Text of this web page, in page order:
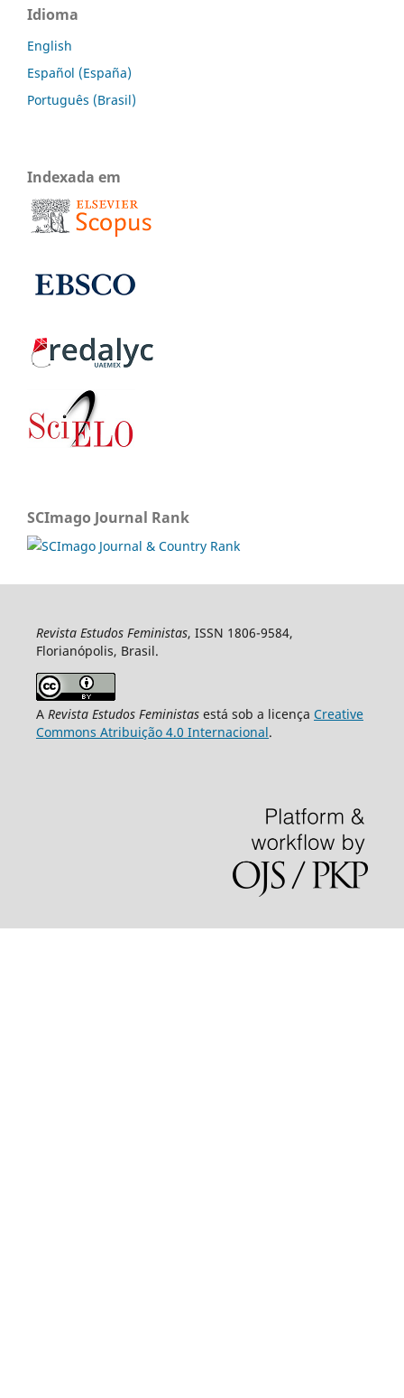
Idioma
English
Español (España)
Português (Brasil)
Indexada em
SCImago Journal Rank
Revista Estudos Feministas, ISSN 1806-9584,
Florianópolis, Brasil.
A Revista Estudos Feministasestá sob a licença Creative
Commons Atribuição 4.0 Internacional.